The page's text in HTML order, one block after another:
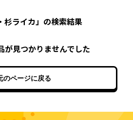
杉ライカ」の検索結果
が見つかりませんでした
のページに戻る